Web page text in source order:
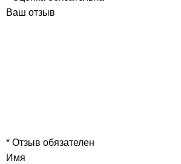
Ваш отзыв
* Отзыв обязателен
Имя